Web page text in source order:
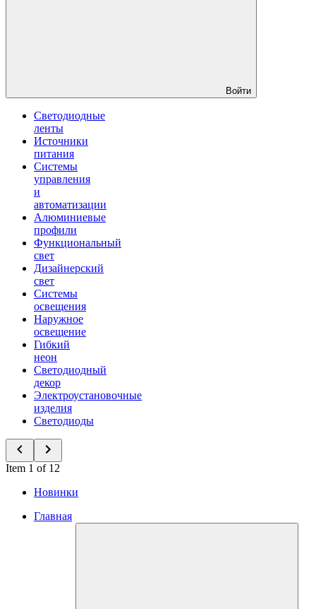
Войти
Светодиодные
ленты
Источники
питания
Системы
управления
и
автоматизации
Алюминиевые
профили
Функциональный
свет
Дизайнерский
свет
Системы
освещения
Наружное
освещение
Гибкий
неон
Светодиодный
декор
Электроустановочные
изделия
Светодиоды
Item 1 of 12
Новинки
Главная